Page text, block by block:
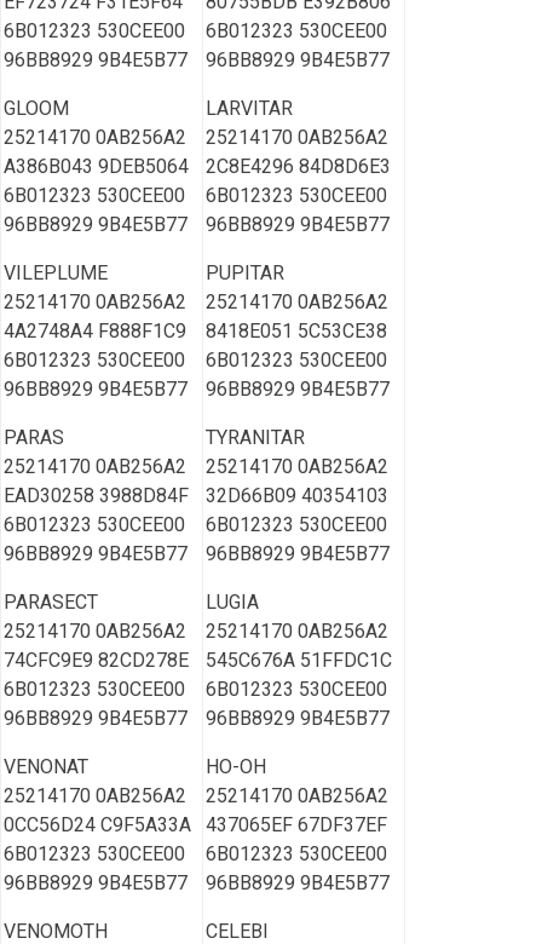
6B012323 530CEE00
96BB8929 9B4E5B77
GLOOM
25214170 0AB256A2
A386B043 9DEB5064
6B012323 530CEE00
96BB8929 9B4E5B77
VILEPLUME
25214170 0AB256A2
4A2748A4 F888F1C9
6B012323 530CEE00
96BB8929 9B4E5B77
PARAS
25214170 0AB256A2
EAD30258 3988D84F
6B012323 530CEE00
96BB8929 9B4E5B77
PARASECT
25214170 0AB256A2
74CFC9E9 82CD278E
6B012323 530CEE00
96BB8929 9B4E5B77
VENONAT
25214170 0AB256A2
0CC56D24 C9F5A33A
6B012323 530CEE00
96BB8929 9B4E5B77
VENOMOTH
6B012323 530CEE00
96BB8929 9B4E5B77
LARVITAR
25214170 0AB256A2
2C8E4296 84D8D6E3
6B012323 530CEE00
96BB8929 9B4E5B77
PUPITAR
25214170 0AB256A2
8418E051 5C53CE38
6B012323 530CEE00
96BB8929 9B4E5B77
TYRANITAR
25214170 0AB256A2
32D66B09 40354103
6B012323 530CEE00
96BB8929 9B4E5B77
LUGIA
25214170 0AB256A2
545C676A 51FFDC1C
6B012323 530CEE00
96BB8929 9B4E5B77
HO-OH
25214170 0AB256A2
437065EF 67DF37EF
6B012323 530CEE00
96BB8929 9B4E5B77
CELEBI